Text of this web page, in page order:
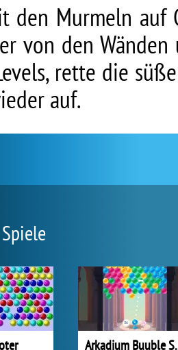
den Murmeln auf
von den
rette die
auf.